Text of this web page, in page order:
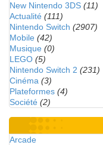
New Nintendo 3DS (11)
Actualité (111)
Nintendo Switch (2907)
Mobile (42)
Musique (0)
LEGO (5)
Nintendo Switch 2 (231)
Cinéma (3)
Plateformes (4)
Société (2)
Arcade